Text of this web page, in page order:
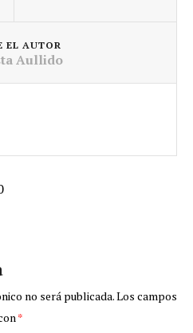
EL AUTOR
Aullido
no será publicada.Los campos
*